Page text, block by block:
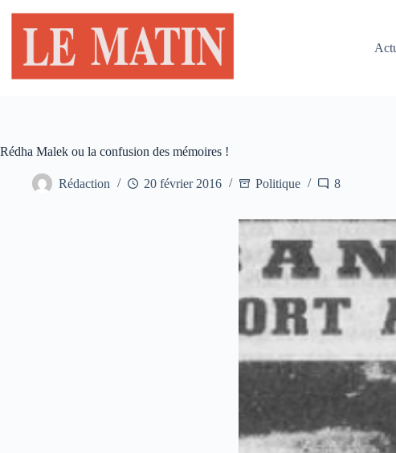
contenu
Rédha Malek ou la confusion des mémoires !
Rédaction 20 février 2016 Politique 8